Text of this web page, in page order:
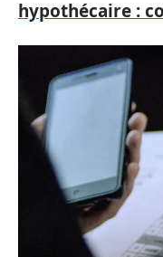
hypothécaire :